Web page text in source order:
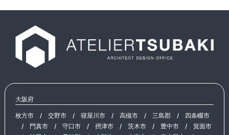
大阪府
枚方市/ 交野市/ 寝屋川市/ 高槻市/ 三島郡/ 四条畷市
/ 門真市/ 守口市/ 摂津市/ 茨木市/ 豊中市/ 箕面市